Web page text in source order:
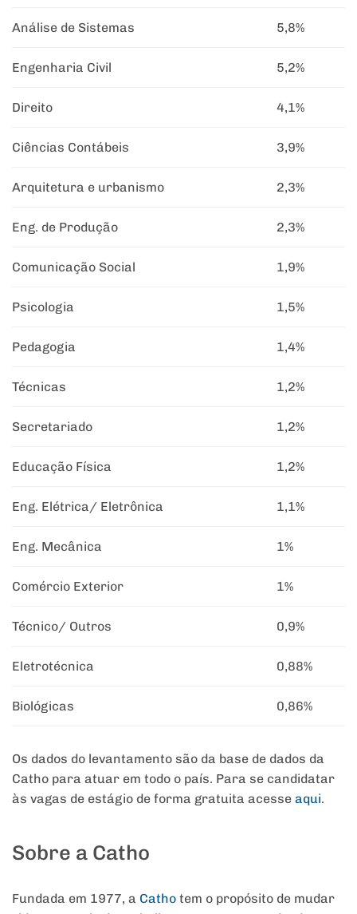
Análise de Sistemas 5,8%
Engenharia Civil 5,2%
Direito 4,1%
Ciências Contábeis 3,9%
Arquitetura e urbanismo 2,3%
Eng. de Produção 2,3%
Comunicação Social 1,9%
Psicologia 1,5%
Pedagogia 1,4%
Técnicas 1,2%
Secretariado 1,2%
Educação Física 1,2%
Eng. Elétrica/ Eletrônica 1,1%
Eng. Mecânica 1%
Comércio Exterior 1%
Técnico/ Outros 0,9%
Eletrotécnica 0,88%
Biológicas 0,86%
Os dados do levantamento são da base de dados da
Catho para atuar em todo o país. Para se candidatar
às vagas de estágio de forma gratuita acesse aqui.
Sobre a Catho
Fundada em 1977, a Catho tem o propósito de mudar